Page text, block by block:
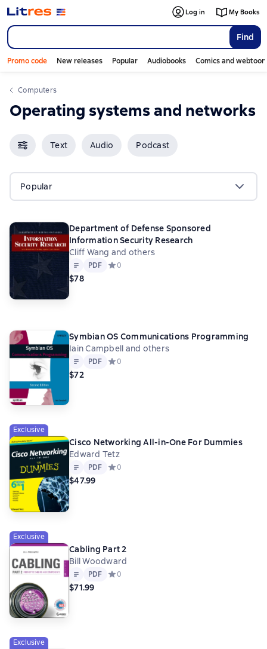
Find
Log in My Books
Promo code New releases Popular Audiobooks Comics and
Computers
Operating systems and networks
Text Audio Podcast
Popular
Department of Defense Sponsored
Information Security Research
Cliff Wang and others
Text PDF
PDF Средний рейтинг 0 на основе 0 оценок
0
$78
Symbian OS Communications Programming
Iain Campbell and others
Text PDF
PDF Средний рейтинг 0 на основе 0 оценок
0
$72
Exclusive
Cisco Networking All-in-One For Dummies
Edward Tetz
Text PDF
PDF Средний рейтинг 0 на основе 0 оценок
0
$47.99
Exclusive
Cabling Part 2
Bill Woodward
Text PDF
PDF Средний рейтинг 0 на основе 0 оценок
0
$71.99
Exclusive